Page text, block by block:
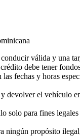
válida y una
debe tener
fechas y horas
el vehículo
solo para fines
propósito